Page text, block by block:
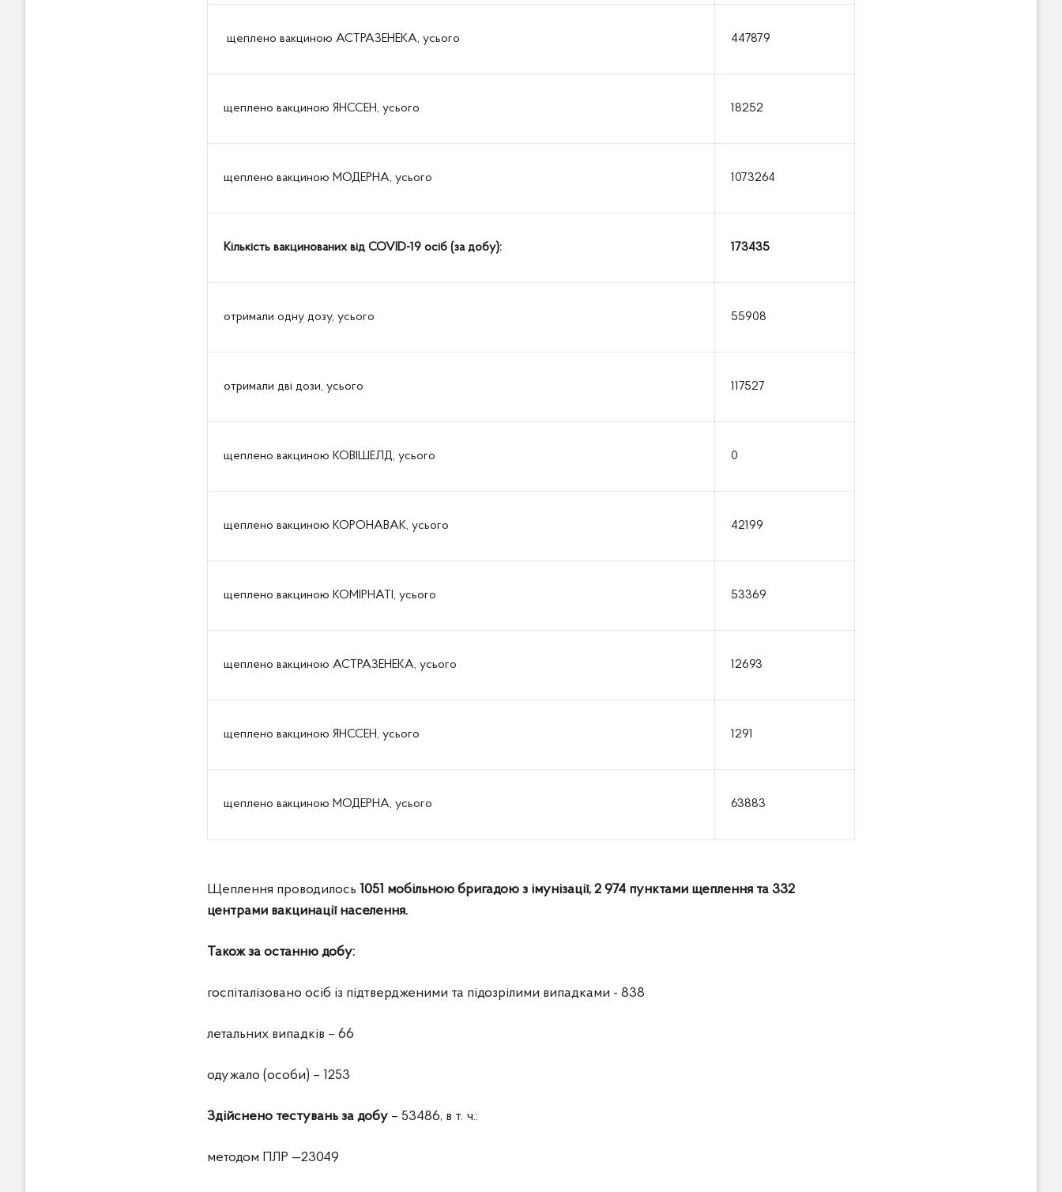
щеплено вакциною АСТРАЗЕНЕКА, усього 447879
щеплено вакциною ЯНССЕН, усього 18252
щеплено вакциною МОДЕРНА, усього 1073264
Кількість вакцинованих від COVID-19 осіб (за добу): 173435
отримали одну дозу, усього 55908
отримали дві дози, усього 117527
щеплено вакциною КОВІШЕЛД, усього 0
щеплено вакциною КОРОНАВАК, усього 42199
щеплено вакциною КОМІРНАТІ, усього 53369
щеплено вакциною АСТРАЗЕНЕКА, усього 12693
щеплено вакциною ЯНССЕН, усього 1291
щеплено вакциною МОДЕРНА, усього 63883
Щеплення проводилось 1051 мобільною бригадою з імунізації, 2 974 пунктами щеплення та 332
центрами вакцинації населення.
Також за останню добу:
госпіталізовано осіб із підтвердженими та підозрілими випадками - 838
летальних випадків – 66
одужало (особи) – 1253
Здійснено тестувань за добу – 53486, в т. ч.:
методом ПЛР —23049